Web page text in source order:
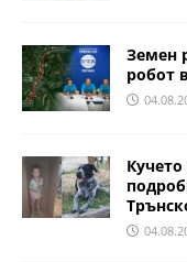
Земен
робот